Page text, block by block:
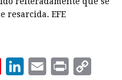
resarcida. EFE